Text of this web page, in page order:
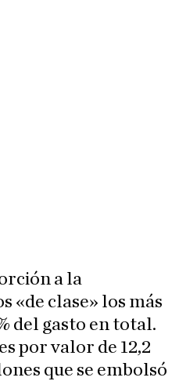
a la
«de clase» los más
del gasto en total.
por valor de 12,2
que se embolsó